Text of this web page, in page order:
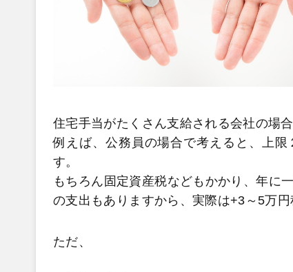
住宅手当がたくさん支給される会社の場
例えば、公務員の場合で考えると、上
す。
もちろん固定資産税などもかかり、年に
の支出もありますから、実際は+3～5万円
ただ、